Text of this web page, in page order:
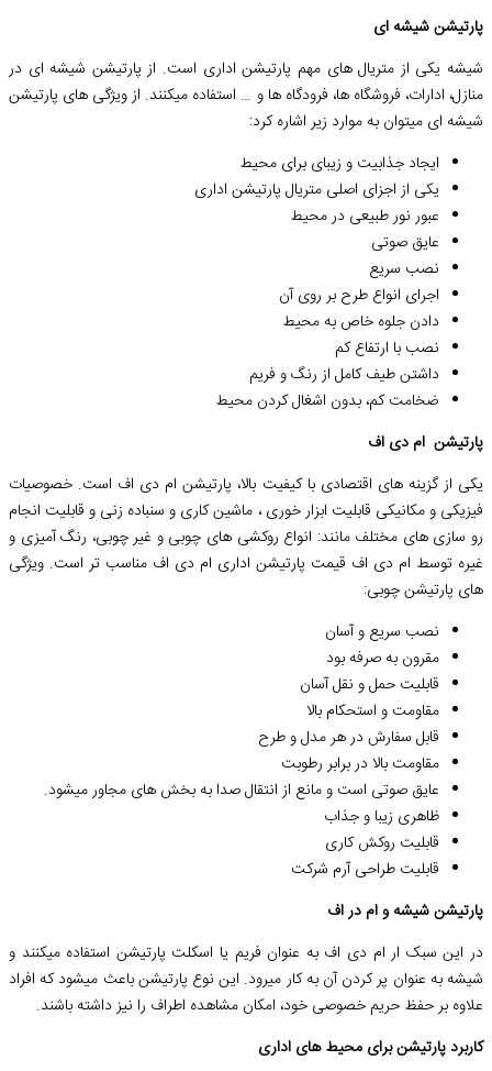
پارتیشن شیشه ای
شیشه یکی از متریال های مهم پارتیشن اداری است. از پارتیشن شیشه ای در
منازل، ادارات، فروشگاه ها، فرودگاه ها و … استفاده میکنند. از ویژگی های پارتیشن
شیشه ای میتوان به موارد زیر اشاره کرد:
ایجاد جذابیت و زیبای برای محیط
یکی از اجزای اصلی متریال پارتیشن اداری
عبور نور طبیعی در محیط
عایق صوتی
نصب سریع
اجرای انواع طرح بر روی آن
دادن جلوه خاص به محیط
نصب با ارتفاع کم
داشتن طیف کامل از رنگ و فریم
ضخامت کم، بدون اشغال کردن محیط
پارتیشن ام دی اف
یکی از گزینه های اقتصادی با کیفیت بالا، پارتیشن ام دی اف است. خصوصیات
فیزیکی و مکانیکی قابلیت ابزار خوری ، ماشین کاری و سنباده زنی و قابلیت انجام
رو سازی های مختلف مانند: انواع روکشی های چوبی و غیر چوبی، رنگ آمیزی و
غیره توسط ام دی اف قیمت پارتیشن اداری ام دی اف مناسب تر است. ویژگی
های پارتیشن چوبی:
نصب سریع و آسان
مقرون به صرفه بود
قابلیت حمل و نقل آسان
مقاومت و استحکام بالا
قابل سفارش در هر مدل و طرح
مقاومت بالا در برابر رطوبت
عایق صوتی است و مانع از انتقال صدا به بخش های مجاور میشود.
ظاهری زیبا و جذاب
قابلیت روکش کاری
قابلیت طراحی آرم شرکت
پارتیشن شیشه و ام در اف
در این سبک ار ام دی اف به عنوان فریم یا اسکلت پارتیشن استفاده میکنند و
شیشه به عنوان پر کردن آن به کار میرود. این نوع پارتیشن باعث میشود که افراد
علاوه بر حفظ حریم خصوصی خود، امکان مشاهده اطراف را نیز داشته باشند.
کاربرد پارتیشن برای محیط های اداری